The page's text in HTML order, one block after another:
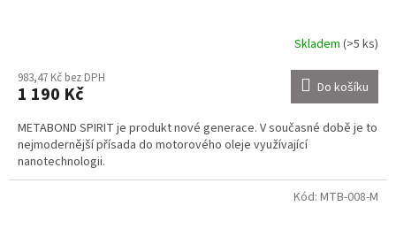
Skladem (>5 ks)
983,47 Kč bez DPH
1 190 Kč Do košíku
METABOND SPIRIT je produkt nové generace. V současné době je to
nejmodernější přísada do motorového oleje využívající
nanotechnologii.
Kód: MTB-008-M